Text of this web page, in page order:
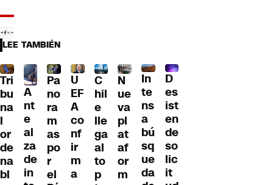
LEE TAMBIÉN
Tri
bu
na
l
or
de
na
bl
A
nt
e
al
za
de
in
Pa
no
ra
m
as
po
r
el
U
EF
A
co
nf
ir
m
a
C
hil
e
lle
ga
al
to
p
N
ue
va
pl
at
af
or
m
In
te
ns
a
bú
sq
ue
da
D
es
ist
en
de
so
lic
it